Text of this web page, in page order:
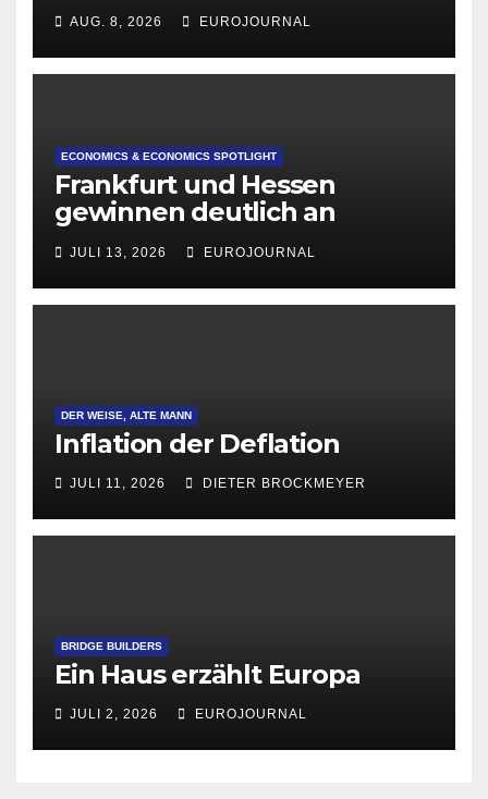
AUG. 8, 2026 EUROJOURNAL
ECONOMICS & ECONOMICS SPOTLIGHT
Frankfurt und Hessen
gewinnen deutlich an
Attraktivität für Startup-
Gründungen
JULI 13, 2026 EUROJOURNAL
DER WEISE, ALTE MANN
Inflation der Deflation
JULI 11, 2026 DIETER BROCKMEYER
BRIDGE BUILDERS
Ein Haus erzählt Europa
JULI 2, 2026 EUROJOURNAL